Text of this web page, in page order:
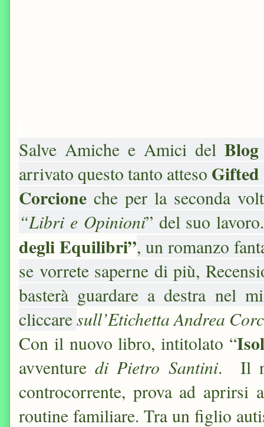
Salve Amiche e Amici del
arrivato questo tanto atteso
Corcione che per la seconda
“Libri e Opinioni” del suo
degli Equilibri”, un romanzo
se vorrete saperne di più,
basterà guardare a destra nel
cliccaresull’Etichetta Andrea
Con il nuovo libro, intitolato “
avventuredi Pietro Santini. Il
controcorrente, prova ad aprirsi
routine familiare. Tra un figlio